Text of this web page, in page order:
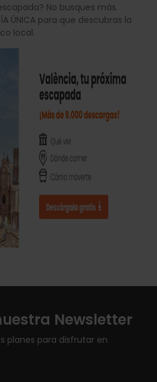
No busques más.
ÚNICA para que descubras la
local.
Newsletter
planes para disfrutar en